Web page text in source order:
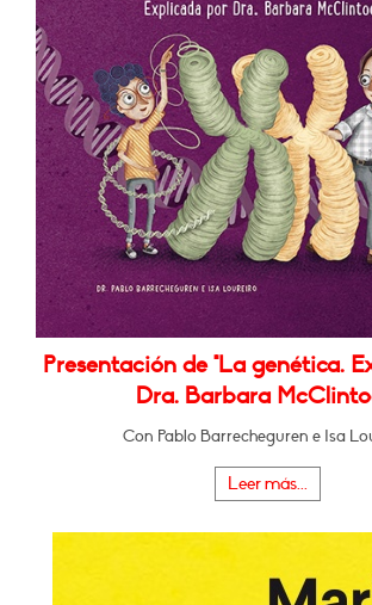
Presentación de "La genética.
Dra. Barbara
Con Pablo Barrecheguren e Isa
Leer más...